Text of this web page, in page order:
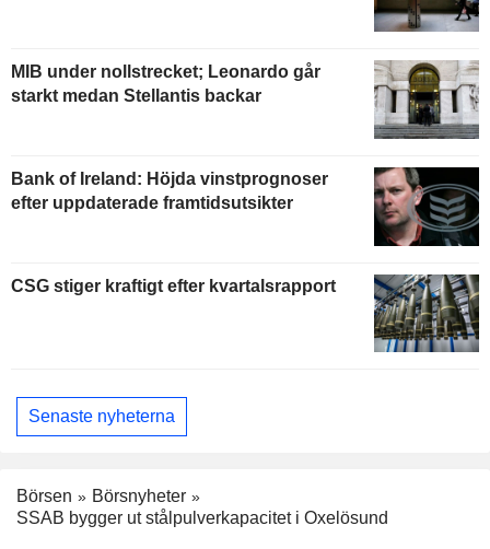
MIB under nollstrecket; Leonardo går
starkt medan Stellantis backar
Bank of Ireland: Höjda vinstprognoser
efter uppdaterade framtidsutsikter
CSG stiger kraftigt efter kvartalsrapport
Senaste nyheterna
Börsen
Börsnyheter
SSAB bygger ut stålpulverkapacitet i Oxelösund